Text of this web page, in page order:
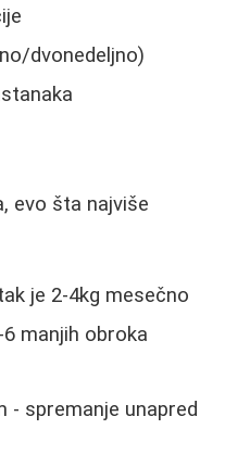
dvonedeljno)
evo šta najviše
je 2-4kg mesečno
manjih obroka
- spremanje unapred